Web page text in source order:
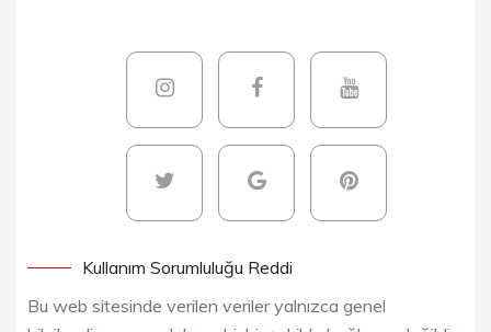
Kullanım Sorumluluğu Reddi
Bu web sitesinde verilen veriler yalnızca genel